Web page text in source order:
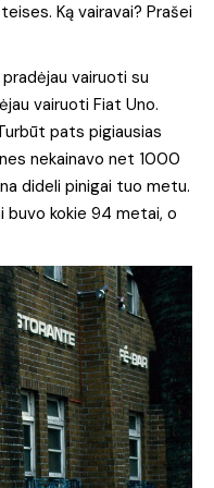
Ką vairavai? Prašei
vairuoti su
vairuoti Fiat Uno.
pats pigiausias
nekainavo net 1000
dideli pinigai tuo metu.
buvo kokie 94 metai, o